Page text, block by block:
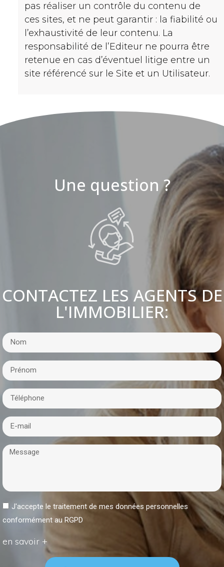
pas réaliser un contrôle du contenu de
ces sites, et ne peut garantir : la fiabilité ou
l’exhaustivité de leur contenu. La
responsabilité de l’Editeur ne pourra être
retenue en cas d’éventuel litige entre un
site référencé sur le Site et un Utilisateur.
Une question ?
CONTACTEZ LES AGENTS DE
L'IMMOBILIER:
J'accepte le traitement de mes données personnelles
conformément au RGPD
en savoir +